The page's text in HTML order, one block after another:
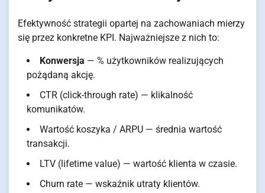
Efektywność strategii opartej na zachowaniach mierzy
się przez konkretne KPI. Najważniejsze z nich to:
Konwersja — % użytkowników realizujących
pożądaną akcję.
CTR (click-through rate) — klikalność
komunikatów.
Wartość koszyka / ARPU — średnia wartość
transakcji.
LTV (lifetime value) — wartość klienta w czasie.
Churn rate — wskaźnik utraty klientów.